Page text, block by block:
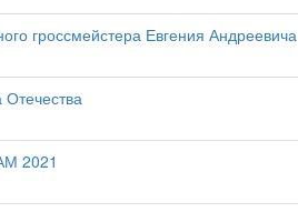
гроссмейстера Евгения Андреевича
2021